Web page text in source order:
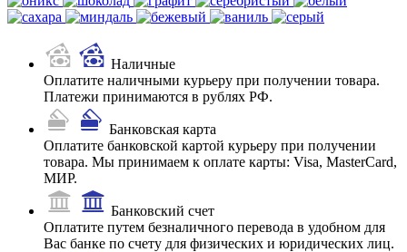
Наличные
Оплатите наличными курьеру при получении товара.
Платежи принимаются в рублях РФ.
Банковская карта
Оплатите банковской картой курьеру при получении
товара. Мы принимаем к оплате карты: Visa, MasterCard,
МИР.
Банковский счет
Оплатите путем безналичного перевода в удобном для
Вас банке по счету для физических и юридических лиц.